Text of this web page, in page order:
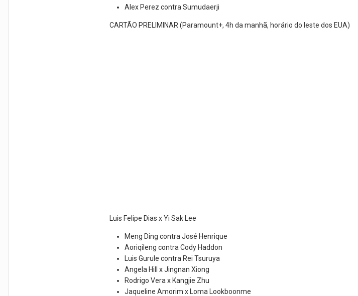
Alex Perez contra Sumudaerji
CARTÃO PRELIMINAR (Paramount+, 4h da manhã, horário do leste dos EUA)
Luis Felipe Dias x Yi Sak Lee
Meng Ding contra José Henrique
Aoriqileng contra Cody Haddon
Luis Gurule contra Rei Tsuruya
Angela Hill x Jingnan Xiong
Rodrigo Vera x Kangjie Zhu
Jaqueline Amorim x Loma Lookboonme